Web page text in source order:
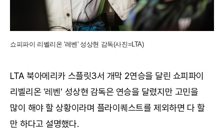
쇼피파이 리벨리온 '레벤' 성상현 감독(사진=LTA)
LTA 북아메리카 스플릿3서 개막 2연승을 달린 쇼피파이
리벨리온 '레벤' 성상현 감독은 연승을 달렸지만 고민을
많이 해야 할 상황이라며 플라이퀘스트를 제외하면 다 할
만 하다고 설명했다.